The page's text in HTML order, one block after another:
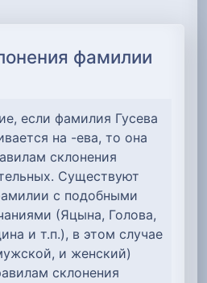
фамилии
если фамилия Гусева
на -ева, то она
склонения
Существуют
с подобными
(Яцына, Голова,
и т.п.), в этом случае
и женский)
склонения